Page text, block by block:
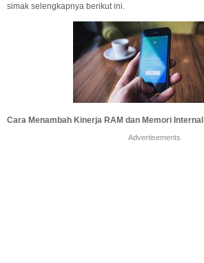
simak selengkapnya berikut ini.
Cara Menambah Kinerja RAM dan Memori Internal
Advertisements